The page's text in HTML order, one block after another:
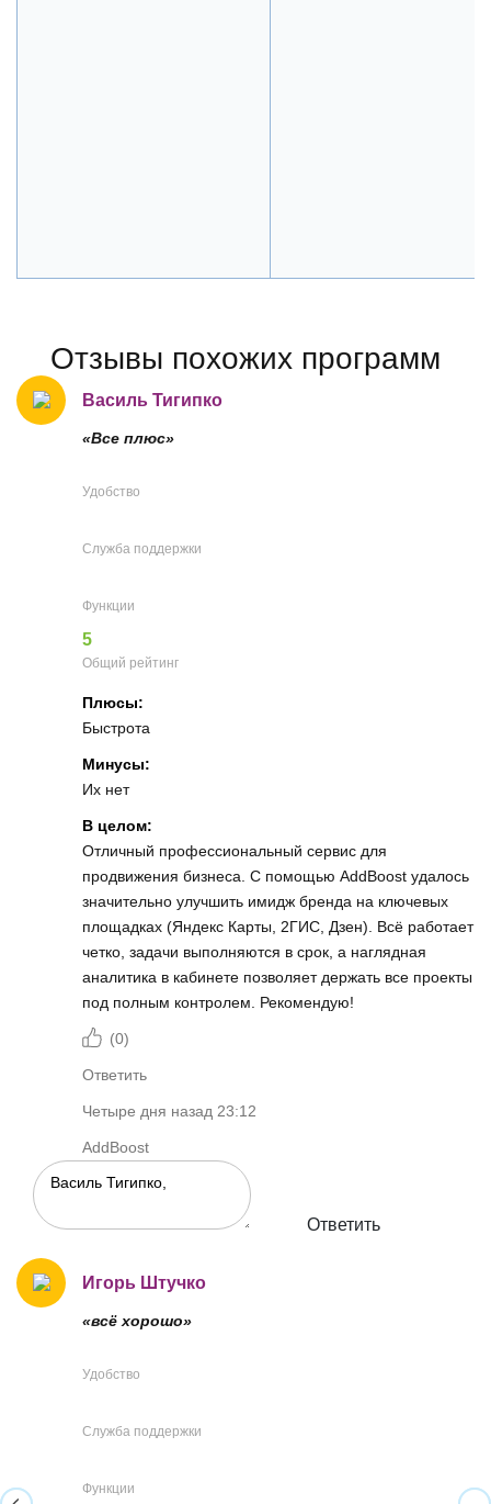
Отзывы похожих программ
Василь Тигипко
«Все плюс»
Удобство
Служба поддержки
Функции
5
Общий рейтинг
Плюсы:
Быстрота
Минусы:
Их нет
В целом:
Отличный профессиональный сервис для
продвижения бизнеса. С помощью AddBoost удалось
значительно улучшить имидж бренда на ключевых
площадках (Яндекс Карты, 2ГИС, Дзен). Всё работает
четко, задачи выполняются в срок, а наглядная
аналитика в кабинете позволяет держать все проекты
под полным контролем. Рекомендую!
(0)
Ответить
Четыре дня назад 23:12
AddBoost
Ответить
Игорь Штучко
«всё хорошо»
Удобство
Служба поддержки
Функции